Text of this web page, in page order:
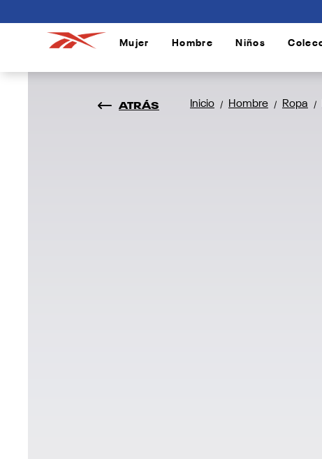
Mujer Hombre Niños
ATRÁS Inicio / Hombre / Ropa /